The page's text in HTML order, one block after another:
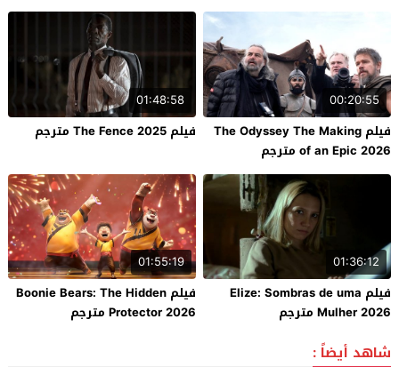
00:20:55
فيلم The Odyssey The Making
of an Epic 2026 مترجم
01:48:58
فيلم The Fence 2025 مترجم
01:36:12
فيلم Elize: Sombras de uma
Mulher 2026 مترجم
01:55:19
فيلم Boonie Bears: The Hidden
Protector 2026 مترجم
شاهد أيضاً :